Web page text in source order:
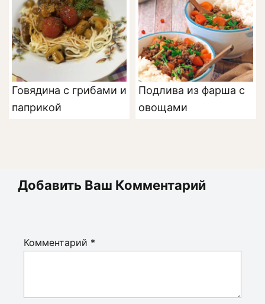
Говядина с грибами и
паприкой
Подлива из фарша с
овощами
Добавить Ваш Комментарий
Комментарий *